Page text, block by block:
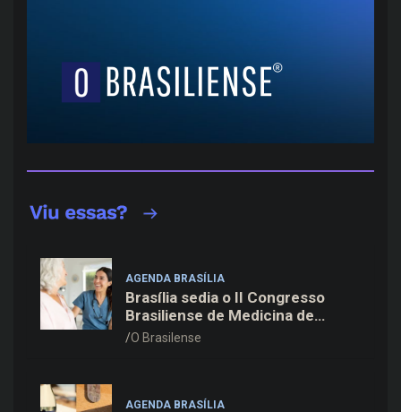
AGENDA BRASÍLIA
Brasília sedia o II Congresso
Brasiliense de Medicina de
Família e Comunidade na Fiocruz
O Brasilense
AGENDA BRASÍLIA